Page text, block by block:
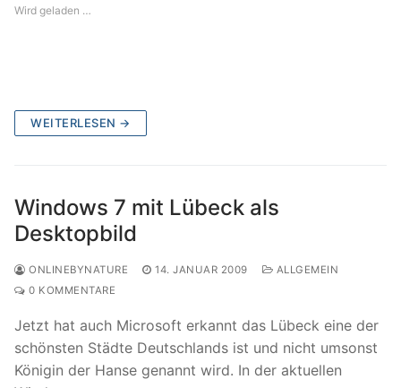
Wird geladen …
WEITERLESEN →
Windows 7 mit Lübeck als
Desktopbild
ONLINEBYNATURE 14. JANUAR 2009
ALLGEMEIN
0 KOMMENTARE
Jetzt hat auch Microsoft erkannt das Lübeck eine der
schönsten Städte Deutschlands ist und nicht umsonst
Königin der Hanse genannt wird. In der aktuellen